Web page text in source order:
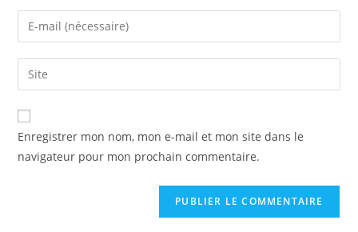
name
comment
Enter
your
email
address
comment
Saisir
l’URL
de
votre
(facultatif)
Enregistrer mon nom, mon e-mail et mon site dans le
navigateur pour mon prochain commentaire.